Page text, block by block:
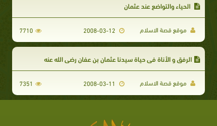
الحياء والتواضع عند عثمان
موقع قصة الاسلام 7710
الرفق و الأناة في حياة سيدنا عثمان بن عفان رضي الله عنه
موقع قصة الاسلام 7351